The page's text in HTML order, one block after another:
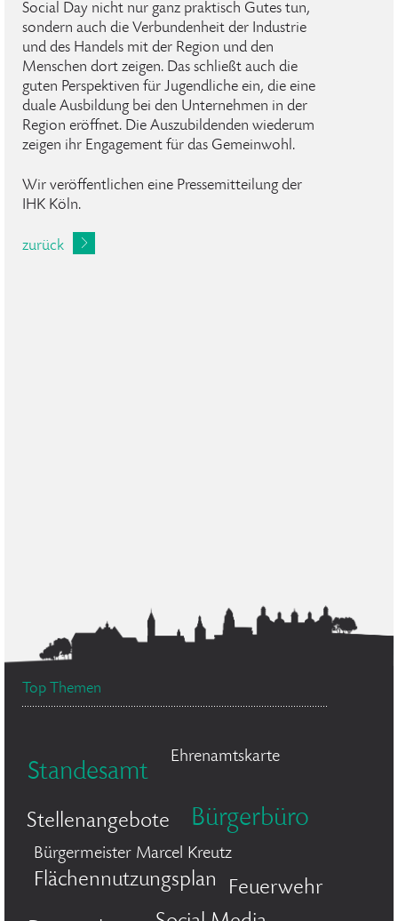
Social Day nicht nur ganz praktisch Gutes tun,
sondern auch die Verbundenheit der Industrie
und des Handels mit der Region und den
Menschen dort zeigen. Das schließt auch die
guten Perspektiven für Jugendliche ein, die eine
duale Ausbildung bei den Unternehmen in der
Region eröffnet. Die Auszubildenden wiederum
zeigen ihr Engagement für das Gemeinwohl.
Wir veröffentlichen eine Pressemitteilung der
IHK Köln.
zurück
Top Themen
Standesamt
Ehrenamtskarte
Stellenangebote Bürgerbüro
Bürgermeister Marcel Kreutz
Flächennutzungsplan
Feuerwehr